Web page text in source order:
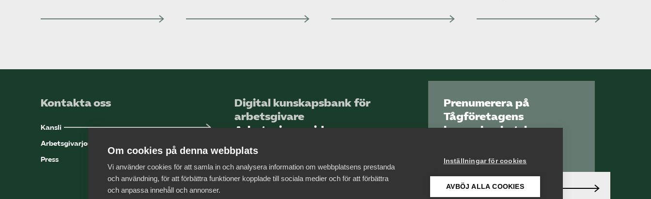
Kontakta oss
Kansli
Arbetsgivarjouren
Press
Digital kunskapsbank för
arbetsgivare
Arbetsgivarguiden
Logga in
Bli medlem
Prenumerera på
Tågföretagens
branschnyhetsbrev
din inkorg.
Anmäl dig här
Om cookies på denna webbplats
Vi använder cookies för att samla in och analysera information om webbplatsens prestanda
och användning, för att förbättra funktioner kopplade till sociala medier och för att förbättra
och anpassa innehåll och annonser.
Inställningar för cookies
AVBÖJ ALLA COOKIES